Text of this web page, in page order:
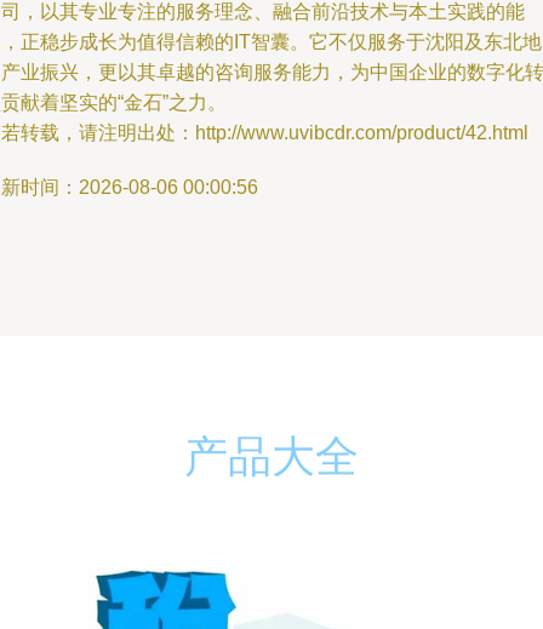
，以其专业专注的服务理念、融合前沿技术与本土实践的能
正稳步成长为值得信赖的IT智囊。它不仅服务于沈阳及东北
业振兴，更以其卓越的咨询服务能力，为中国企业的数字化转
献着坚实的“金石”之力。
转载，请注明出处：http://www.uvibcdr.com/product/42.html
时间：2026-08-06 00:00:56
产品大全